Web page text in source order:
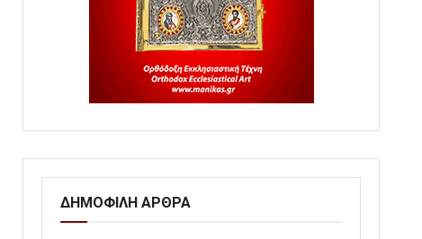
ΔΗΜΟΦΙΛΗ ΑΡΘΡΑ